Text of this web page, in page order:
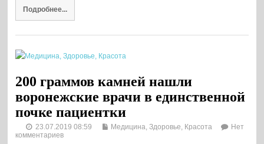
Подробнее...
200 граммов камней нашли
воронежские врачи в единственной
почке пациентки
23.07.2019 08:59 Медицина, Здоровье, Красота
Нет
комментариев